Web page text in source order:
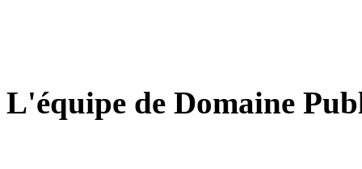
L'équipe de Domaine